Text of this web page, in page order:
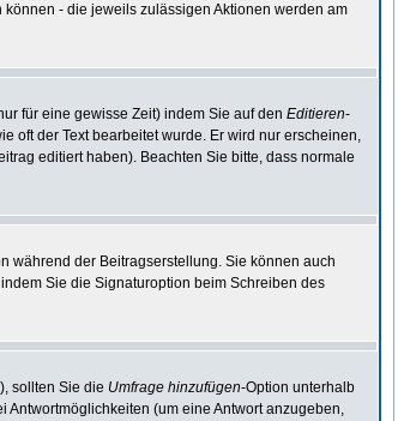
- die jeweils zulässigen Aktionen werden am
für eine gewisse Zeit) indem Sie auf den Editieren-
oft der Text bearbeitet wurde. Er wird nur erscheinen,
editiert haben). Beachten Sie bitte, dass normale
während der Beitragserstellung. Sie können auch
Sie die Signaturoption beim Schreiben des
sollten Sie die Umfrage hinzufügen-Option unterhalb
(um eine Antwort anzugeben,